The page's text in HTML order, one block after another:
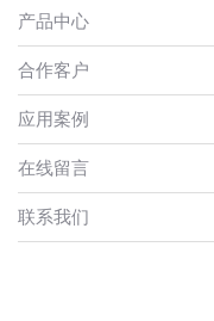
产品中心
合作客户
应用案例
在线留言
联系我们